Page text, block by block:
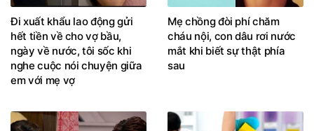
Đi xuất khẩu lao động gửi
hết tiền về cho vợ bầu,
ngày về nước, tôi sốc khi
nghe cuộc nói chuyện giữa
em với mẹ vợ
Mẹ chồng đòi phí chăm
cháu nội, con dâu rơi nước
mắt khi biết sự thật phía
sau